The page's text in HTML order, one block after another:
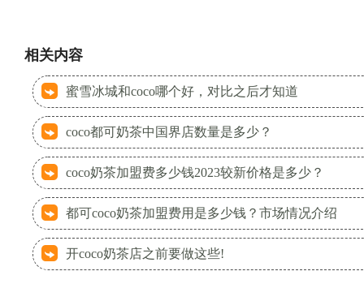
相关内容
蜜雪冰城和coco哪个好，对比之后才知道
coco都可奶茶中国界店数量是多少？
coco奶茶加盟费多少钱2023较新价格是多少？
都可coco奶茶加盟费用是多少钱？市场情况介绍
开coco奶茶店之前要做这些!